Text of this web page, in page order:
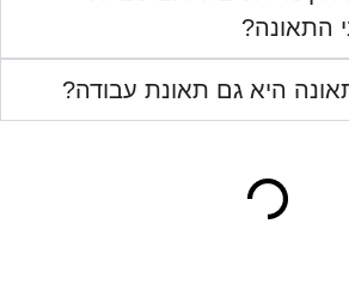
התאונה?
היא גם תאונת עבודה?